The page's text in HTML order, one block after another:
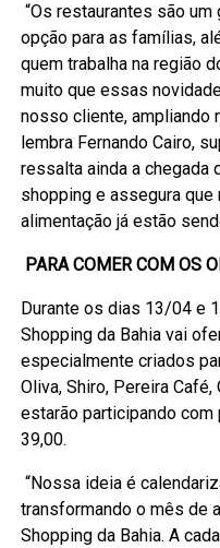
“Os restaurantes são
opção para as famílias,
quem trabalha na região
muito que essas
nosso cliente, ampliando
lembra Fernando Cairo,
ressalta ainda a chegada
shopping e assegura
alimentação já estão
PARA COMER COM OS
Durante os dias 13/04 e
Shopping da Bahia vai
especialmente criados
Oliva, Shiro, Pereira
estarão participando
39,00.
“Nossa ideia é
transformando o mês de
Shopping da Bahia. A